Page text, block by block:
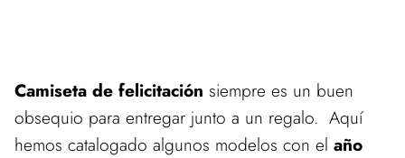
Camiseta de felicitación siempre es un buen
obsequio para entregar junto a un regalo. Aquí
hemos catalogado algunos modelos con el año